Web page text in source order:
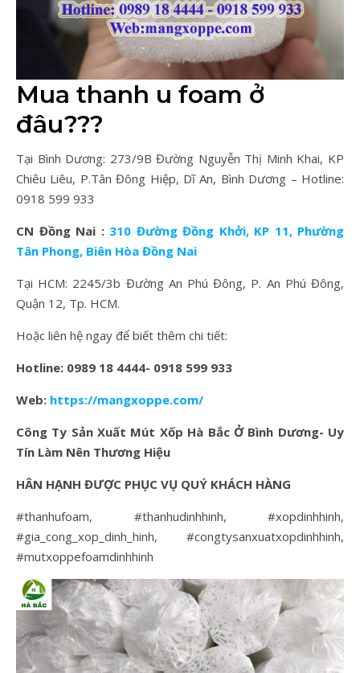
Mua thanh u foam ở
đâu???
Tại Bình Dương: 273/9B Đường Nguyễn Thị Minh Khai, KP
Chiêu Liêu, P.Tân Đông Hiệp, Dĩ An, Bình Dương – Hotline:
0918 599 933
CN Đồng Nai : 310 Đường Đồng Khởi, KP 11, Phường
Tân Phong, Biên Hòa Đồng Nai
Tại HCM: 2245/3b Đường An Phú Đông, P. An Phú Đông,
Quận 12, Tp. HCM.
Hoặc liên hệ ngay để biết thêm chi tiết:
Hotline: 0989 18 4444- 0918 599 933
Web: https://mangxoppe.com/
Công Ty Sản Xuất Mút Xốp Hà Bắc Ở Bình Dương- Uy
Tín Làm Nên Thương Hiệu
HÂN HẠNH ĐƯỢC PHỤC VỤ QUÝ KHÁCH HÀNG
#thanhufoam, #thanhudinhhinh, #xopdinhhinh,
#gia_cong_xop_dinh_hinh, #congtysanxuatxopdinhhinh,
#mutxoppefoamdinhhinh